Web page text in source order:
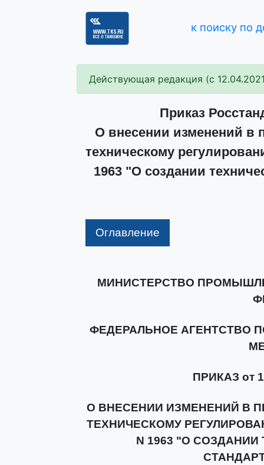
к поиску по
Действующая редакция (с
Приказ
О внесении изменений в
техническому
1963 "О создании
Оглавление
МИНИСТЕРСТВО
ФЕДЕРАЛЬНОЕ АГЕНТСТВО
ПРИКАЗ от
О ВНЕСЕНИИ ИЗМЕНЕНИЙ В
ТЕХНИЧЕСКОМУ
N 1963 "О